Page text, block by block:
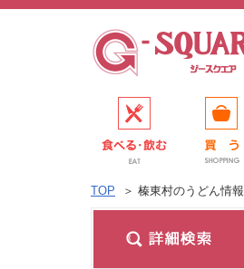
TOP ＞ 榛東村のうどん情報